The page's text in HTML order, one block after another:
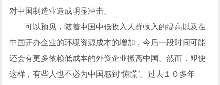
对中国制造业造成明显冲击。
可以预见，随着中国中低收入人群收入的提高以及在
中国开办企业的环境资源成本的增加，今后一段时间可能
还会有更多依赖低成本的外资企业搬离中国。然而，即使
这样，有些人也不必为中国感到“惊慌”。过去１０多年